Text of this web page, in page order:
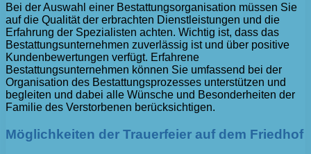
Bei der Auswahl einer Bestattungsorganisation müssen Sie
auf die Qualität der erbrachten Dienstleistungen und die
Erfahrung der Spezialisten achten. Wichtig ist, dass das
Bestattungsunternehmen zuverlässig ist und über positive
Kundenbewertungen verfügt. Erfahrene
Bestattungsunternehmen können Sie umfassend bei der
Organisation des Bestattungsprozesses unterstützen und
begleiten und dabei alle Wünsche und Besonderheiten der
Familie des Verstorbenen berücksichtigen.
Möglichkeiten der Trauerfeier auf dem Friedhof